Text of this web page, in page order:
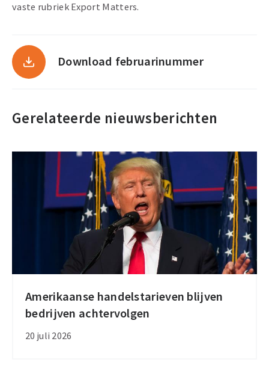
vaste rubriek Export Matters.
Download februarinummer
Gerelateerde nieuwsberichten
Amerikaanse handelstarieven blijven
bedrijven achtervolgen
20 juli 2026
Amerikaanse
handelstarieven
blijven